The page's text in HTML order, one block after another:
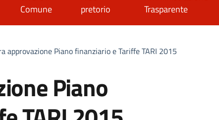
Comune
pretorio
Trasparente
approvazione Piano finanziario e Tariffe TARI 2015
Piano